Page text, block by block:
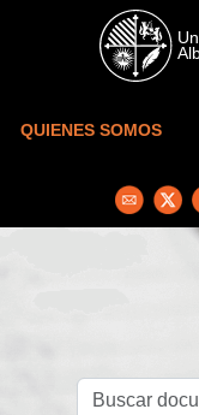
Skip to main content
QUIENES SOMOS